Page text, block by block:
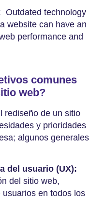
Outdated technology
website can have an
performance and
comunes
web?
rediseño de un sitio
y prioridades
algunos generales
del usuario (UX):
del sitio web,
en todos los